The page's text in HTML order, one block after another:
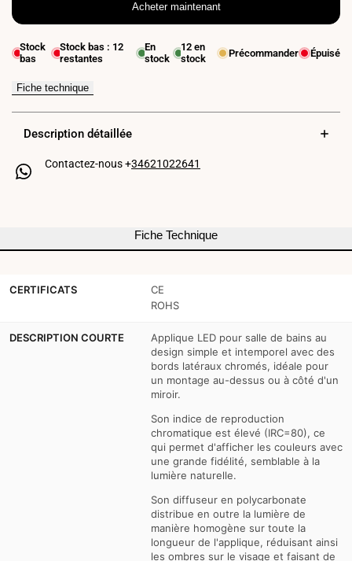
pour
Applique
LED
pour
miroir
-
pour
Applique
LED
pour
miroir
-
Acheter maintenant
Stock
bas
Stock bas : 12
restantes
En
stock
12en
stock
Précommander Épuisé
Fiche technique
Description détaillée
Contactez-nous +34621022641
Fiche Technique
CERTIFICATS
CE
ROHS
DESCRIPTION COURTE
Applique LED pour salle de bains au
design simple et intemporel avec des
bords latéraux chromés, idéale pour
un montage au-dessus ou à côté d'un
miroir.
Son indice de reproduction
chromatique est élevé (IRC=80), ce
qui permet d'afficher les couleurs avec
une grande fidélité, semblable à la
lumière naturelle.
Son diffuseur en polycarbonate
distribue en outre la lumière de
manière homogène sur toute la
longueur de l'applique, réduisant ainsi
les ombres sur le visage et faisant de